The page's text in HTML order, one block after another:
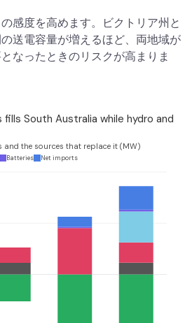
感度を高めます。ビクトリア州と
送電容量が増えるほど、両地域が
なったときのリスクが高まりま